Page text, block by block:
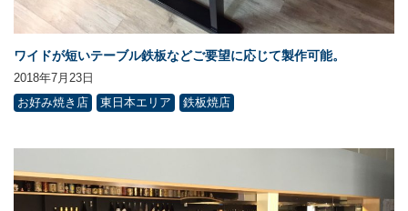
ワイドが短いテーブル鉄板などご要望に応じて製作可能。
2018年7月23日
お好み焼き店
東日本エリア 鉄板焼店